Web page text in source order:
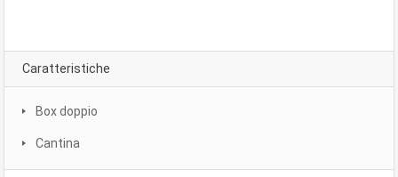
Caratteristiche
Box doppio
Cantina